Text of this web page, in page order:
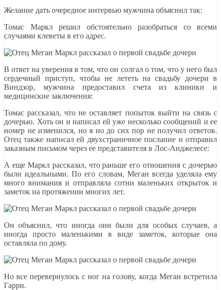
Желание дать очередное интервью мужчина объяснил так:
Томас Маркл решил обстоятельно разобраться со всеми
случаями клеветы в его адрес.
В ответ на уверения в том, что он солгал о том, что у него был
сердечный приступ, чтобы не лететь на свадьбу дочери в
Виндзор, мужчина предоставил счета из клиники и
медицинские заключения:
Томас рассказал, что не оставляет попыток выйти на связь с
дочерью. Хоть он и написал ей уже несколько сообщений и ее
номер не изменился, но я но до сих пор не получил ответов.
Отец также написал ей двухстраничное послание и отправил
заказным письмом через ее представителя в Лос-Анджелесе:
А еще Маркл рассказал, что раньше его отношения с дочерью
были идеальными. По его словам, Меган всегда уделяла ему
много внимания и отправляла сотни маленьких открыток и
заметок на протяжении многих лет.
Он объяснил, что иногда они были для особых случаев, а
иногда просто маленькими в виде заметок, которые она
оставляла по дому.
Но все перевернулось с ног на голову, когда Меган встретила
Гарри.